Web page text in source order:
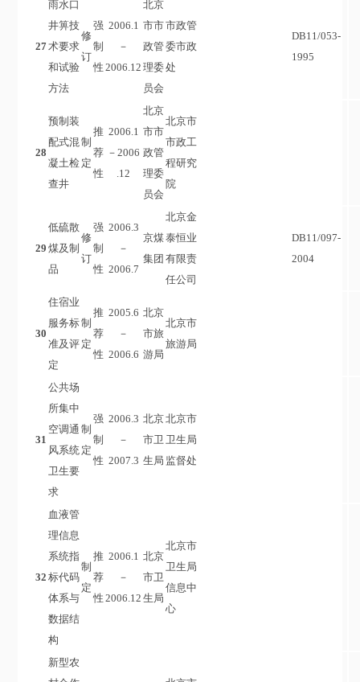
27
雨水口
井箅技
术要求
和试验
方法
修
订
强
制
性
2006.1
－
2006.12
北京
市市
政管
理委
员会
市政管
委市政
处
DB11/053-
1995
28
预制装
配式混
凝土检
查井
制
定
推
荐
性
2006.1
－2006
.12
北京
市市
政管
理委
员会
北京市
市政工
程研究
院
29
低硫散
煤及制
品
修
订
强
制
性
2006.3
－
2006.7
京煤
集团
北京金
泰恒业
有限责
任公司
DB11/097-
2004
30
住宿业
服务标
准及评
定
制
定
推
荐
性
2005.6
－
2006.6
北京
市旅
游局
北京市
旅游局
31
公共场
所集中
空调通
风系统
卫生要
求
制
定
强
制
性
2006.3
－
2007.3
北京
市卫
生局
北京市
卫生局
监督处
32
血液管
理信息
系统指
标代码
体系与
数据结
构
制
定
推
荐
性
2006.1
－
2006.12
北京
市卫
生局
北京市
卫生局
信息中
心
新型农